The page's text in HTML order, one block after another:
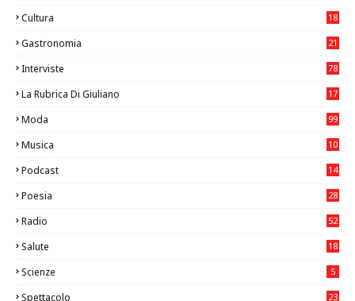
Cultura
18
Gastronomia
21
Interviste 78
La Rubrica Di Giuliano
17
Moda 99
Musica
10
Podcast 14
Poesia 28
Radio 52
Salute
18
Scienze 5
Spettacolo 23